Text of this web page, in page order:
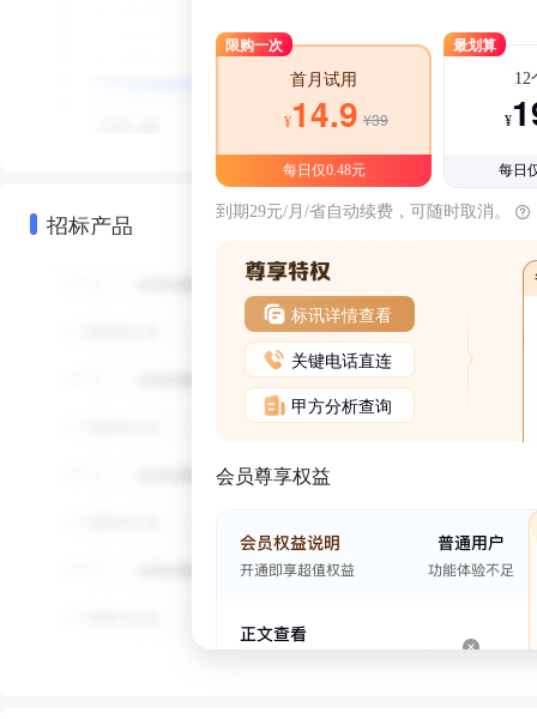
招标产品
限购一次
首月试用
¥14.9 ¥39
每日仅0.48元
最划算
12
¥
每日
到期29元/月/省自动续费，可随时取消。
标讯详情查看
关键电话直连
甲方分析查询
会员尊享权益